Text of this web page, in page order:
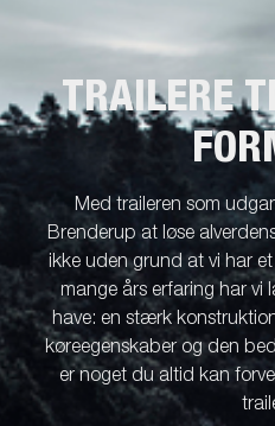
TRAILERE
Med traileren som
Brenderup at løse
ikke uden grund at vi har
mange års erfaring har vi
have: en stærk
køreegenskaber og den
er noget du altid kan